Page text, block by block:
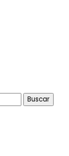
Buscar